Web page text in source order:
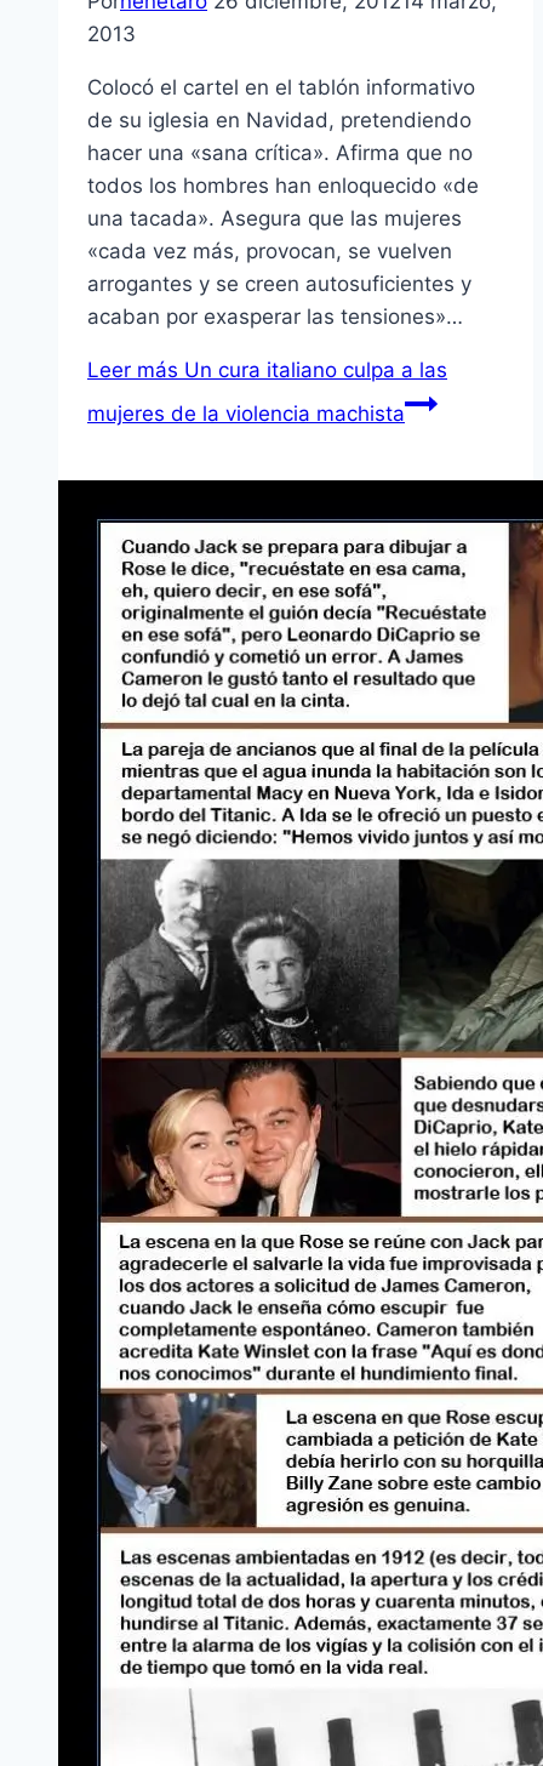
2013
Colocó el cartel en el tablón informativo
de su iglesia en Navidad, pretendiendo
hacer una «sana crí­tica». Afirma que no
todos los hombres han enloquecido «de
una tacada». Asegura que las mujeres
«cada vez más, provocan, se vuelven
arrogantes y se creen autosuficientes y
acaban por exasperar las tensiones»…
Leer más Un cura italiano culpa a las
mujeres de la violencia machista